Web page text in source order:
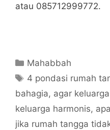
atau 085712999772.
Categories
Mahabbah
Tags
4 pondasi rumah
bahagia, agar
keluarga harmonis,
jika rumah tangga